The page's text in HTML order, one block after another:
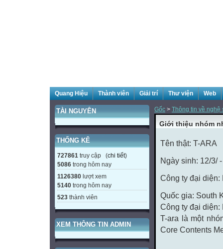
Quang Hiệu Thành viên Giải trí Thư viện Web
TÀI NGUYÊN
THỐNG KÊ
727861 truy cập (chi tiết)
5086 trong hôm nay
1126380 lượt xem
5140 trong hôm nay
523 thành viên
XEM THÔNG TIN ADMIN
Gốc > Thông tin về nghệ
Giới thiệu nhóm
Tên thật: T-ARA
Ngày sinh: 12/3/
Công ty đại diện:
Quốc gia: South
Công ty đại diện:
T-ara là một
Core Contents